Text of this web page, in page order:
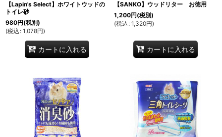
【Lapin's Select】ホワイトウッドの
トイレ砂
980円(税別)
(税込 : 1,078円)
カートに入れる
【SANKO】ウッドリター お徳用
1,200円(税別)
(税込 : 1,320円)
カートに入れる